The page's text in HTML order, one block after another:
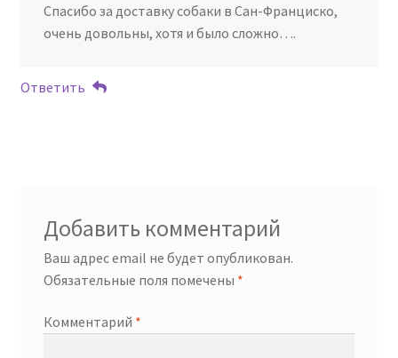
Спасибо за доставку собаки в Сан-Франциско,
очень довольны, хотя и было сложно….
Ответить
Добавить комментарий
Ваш адрес email не будет опубликован.
Обязательные поля помечены *
Комментарий *